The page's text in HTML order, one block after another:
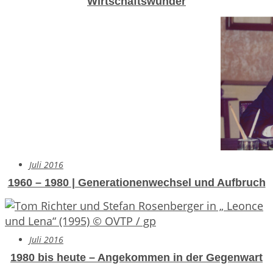
Juli 2016
1960 – 1980 | Generationenwechsel und Aufbruch
Juli 2016
1980 bis heute – Angekommen in der Gegenwart